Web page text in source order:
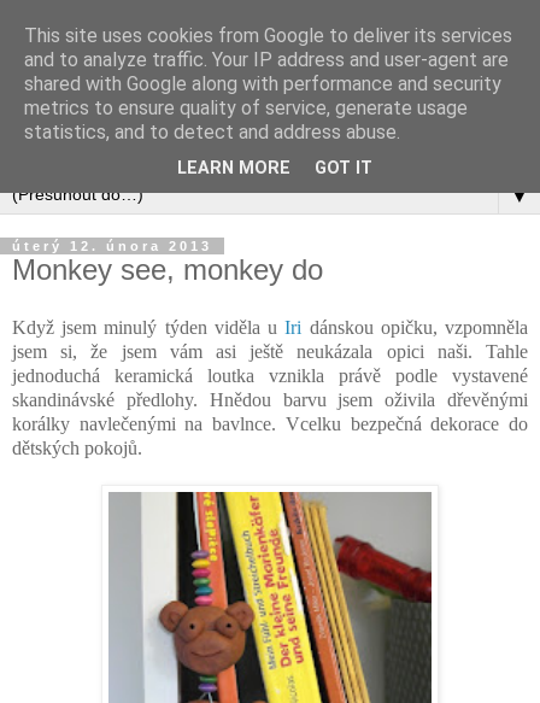
▼
úterý 12. února 2013
Monkey see, monkey do
Když jsem minulý týden viděla uIri dánskou opičku, vzpomněla
jsem si, že jsem vám asi ještě neukázala opici naši. Tahle
jednoduchá keramická loutka vznikla právě podle vystavené
skandinávské předlohy. Hnědou barvu jsem oživila dřevěnými
korálky navlečenými na bavlnce. Vcelku bezpečná dekorace do
dětských pokojů.
This site uses cookies from Google to deliver its services
and to analyze traffic. Your IP address and user-agent are
shared with Google along with performance and security
metrics to ensure quality of service, generate usage
statistics, and to detect and address abuse.
LEARN MORE GOT IT